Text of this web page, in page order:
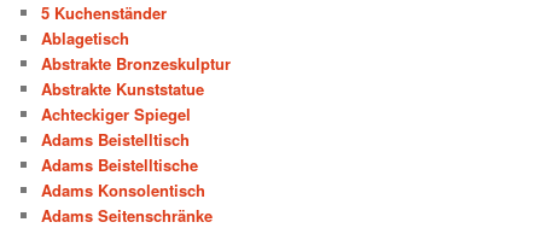
5 Kuchenständer
Ablagetisch
Abstrakte Bronzeskulptur
Abstrakte Kunststatue
Achteckiger Spiegel
Adams Beistelltisch
Adams Beistelltische
Adams Konsolentisch
Adams Seitenschränke